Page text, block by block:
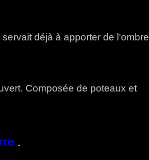
déjà à apporter de l’ombre
Composée de poteaux et
.